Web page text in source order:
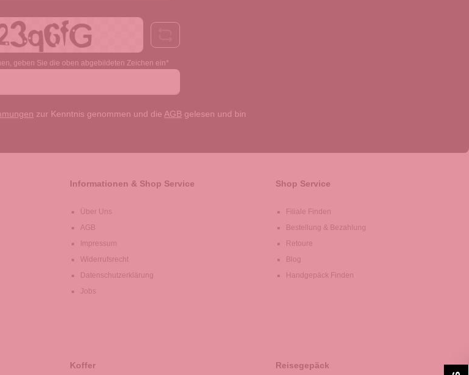
Adresse*
geben Sie die oben abgebildeten Zeichen ein*
zur Kenntnis genommen und die AGB gelesen und bin
Informationen & Shop Service
Über Uns
AGB
Impressum
Widerrufsrecht
Datenschutzerklärung
Jobs
Shop Service
Filiale Finden
Bestellung & Bezahlung
Retoure
Blog
Handgepäck Finden
Koffer Reisegepäck